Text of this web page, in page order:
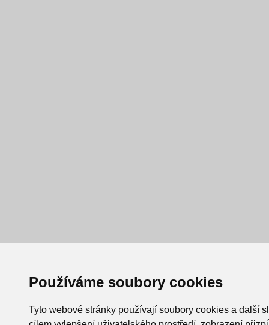
Používáme soubory cookies
Tyto webové stránky používají soubory cookies a další